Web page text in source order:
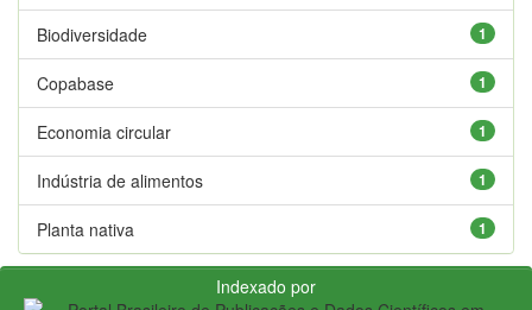
1
Biodiversidade
1
Copabase
1
Economia circular
1
Indústria de alimentos
1
Planta nativa
Indexado por